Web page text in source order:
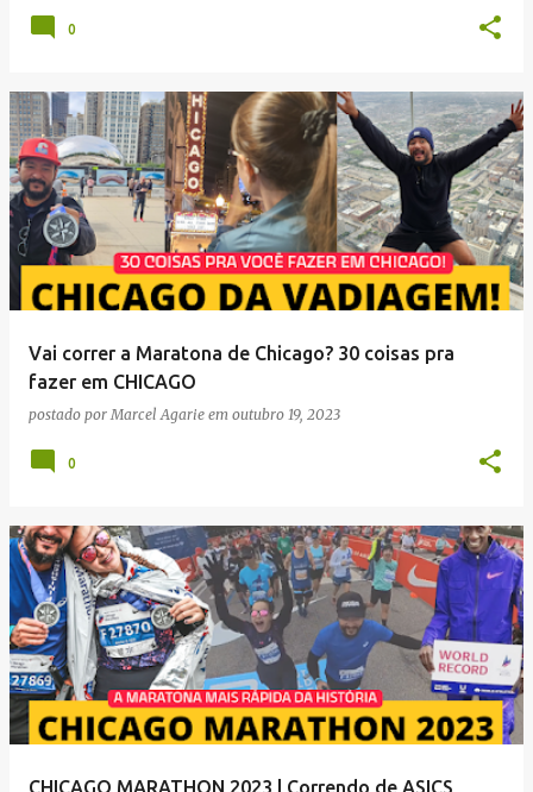
0
Vai correr a Maratona de Chicago? 30 coisas pra
fazer em CHICAGO
postado porMarcel Agarie em outubro 19, 2023
0
CHICAGO MARATHON 2023 | Correndo de ASICS